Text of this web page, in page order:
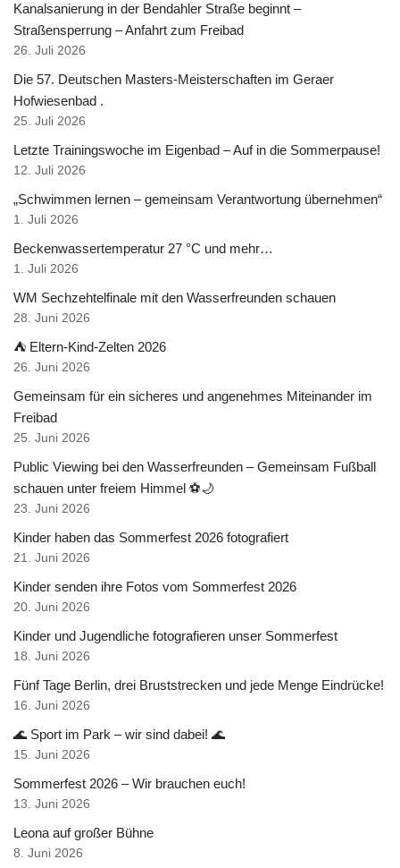
Kanalsanierung in der Bendahler Straße beginnt –
Straßensperrung – Anfahrt zum Freibad
26. Juli 2026
Die 57. Deutschen Masters-Meisterschaften im Geraer
Hofwiesenbad .
25. Juli 2026
Letzte Trainingswoche im Eigenbad – Auf in die Sommerpause!
12. Juli 2026
„Schwimmen lernen – gemeinsam Verantwortung übernehmen“
1. Juli 2026
Beckenwassertemperatur 27 °C und mehr…
1. Juli 2026
WM Sechzehtelfinale mit den Wasserfreunden schauen
28. Juni 2026
⛺ Eltern-Kind-Zelten 2026
26. Juni 2026
Gemeinsam für ein sicheres und angenehmes Miteinander im
Freibad
25. Juni 2026
Public Viewing bei den Wasserfreunden – Gemeinsam Fußball
schauen unter freiem Himmel ⚽🌙
23. Juni 2026
Kinder haben das Sommerfest 2026 fotografiert
21. Juni 2026
Kinder senden ihre Fotos vom Sommerfest 2026
20. Juni 2026
Kinder und Jugendliche fotografieren unser Sommerfest
18. Juni 2026
Fünf Tage Berlin, drei Bruststrecken und jede Menge Eindrücke!
16. Juni 2026
🌊 Sport im Park – wir sind dabei! 🌊
15. Juni 2026
Sommerfest 2026 – Wir brauchen euch!
13. Juni 2026
Leona auf großer Bühne
8. Juni 2026